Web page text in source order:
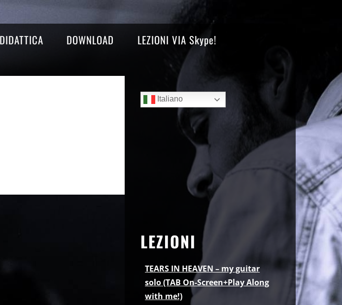
DIDATTICA DOWNLOAD
LEZIONI VIA Skype!
Sidebar
Italiano
LEZIONI
TEARS IN HEAVEN – my guitar
solo (TAB On-Screen+Play Along
with me!)